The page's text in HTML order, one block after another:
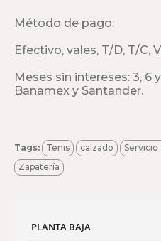
Método de pago:
Efectivo, vales, T/D, T/C,
Meses sin intereses: 3, 6
Banamex y Santander.
Tags: Tenis calzado Servicio
Zapatería